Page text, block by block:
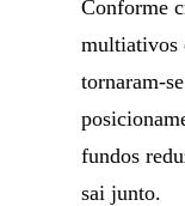
Conforme
multiativos
tornaram-
fundos
sai junto.